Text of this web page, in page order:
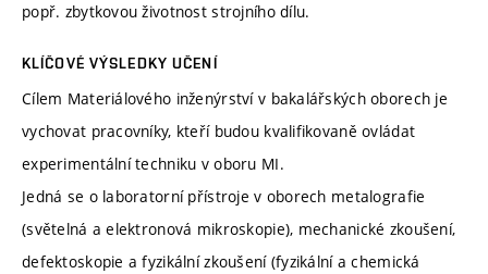
popř. zbytkovou životnost strojního dílu.
KLÍČOVÉ VÝSLEDKY UČENÍ
Cílem Materiálového inženýrství v bakalářských oborech je
vychovat pracovníky, kteří budou kvalifikovaně ovládat
experimentální techniku v oboru MI.
Jedná se o laboratorní přístroje v oborech metalografie
(světelná a elektronová mikroskopie), mechanické zkoušení,
defektoskopie a fyzikální zkoušení (fyzikální a chemická